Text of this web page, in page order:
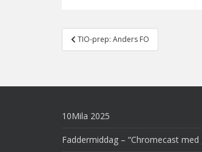
Post
navigation
TIO-prep: Anders FO
10Mila 2025
Faddermiddag – “Chromecast med